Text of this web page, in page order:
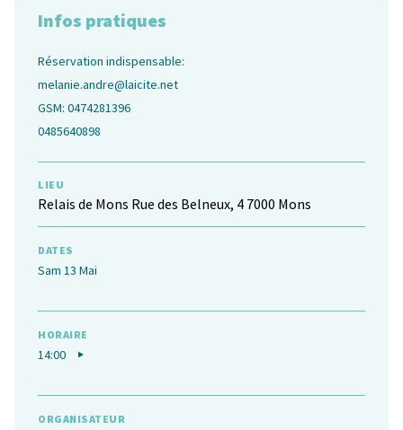
Infos pratiques
Réservation indispensable:
melanie.andre@laicite.net
GSM: 0474281396
0485640898
LIEU
Relais de Mons Rue des Belneux, 4 7000 Mons
DATES
Sam 13 Mai
HORAIRE
14:00
ORGANISATEUR